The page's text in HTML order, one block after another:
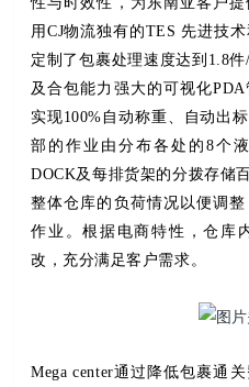
用CJ物流独有的TES 先进技
定制了包裹处理速度达到1.8
及合包能力强大的可视化
实现100%自动称重、自动出
部的作业由分布各处的8个
DOCK及每排货架的分拨存储
整体仓库的负荷情况以便调
作业。根据电商特性，仓库
改，充分满足客户需求。
Mega center通过降低包裹通